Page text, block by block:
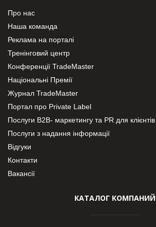
Про нас
Наша команда
Реклама на порталі
Тренінговий центр
Конференції TradeMaster
Національні Премії
Журнал TradeMaster
Портал про Private Label
Послуги В2В- маркетингу та PR для клієнтів
Послуги з надання інформації
Відгуки
Контакти
Вакансії
КАТАЛОГ КОМПАНИЙ